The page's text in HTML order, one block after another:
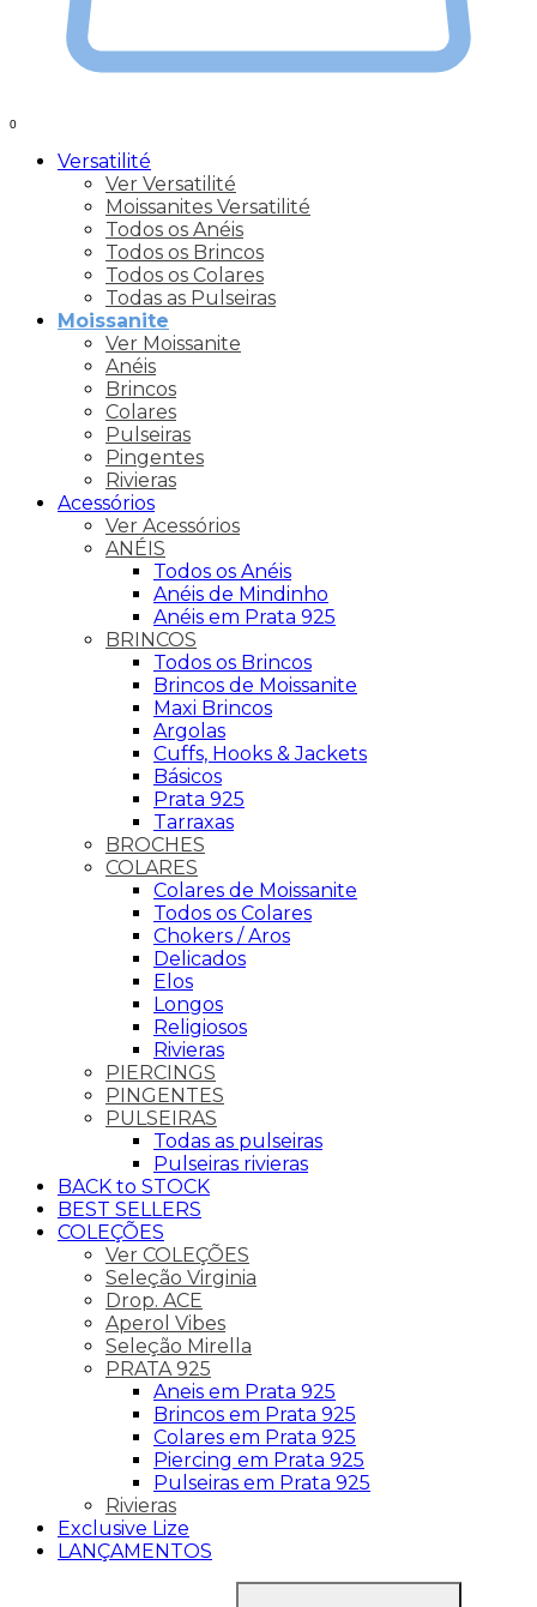
0
Versatilité
Ver Versatilité
Moissanites Versatilité
Todos os Anéis
Todos os Brincos
Todos os Colares
Todas as Pulseiras
Moissanite
Ver Moissanite
Anéis
Brincos
Colares
Pulseiras
Pingentes
Rivieras
Acessórios
Ver Acessórios
ANÉIS
Todos os Anéis
Anéis de Mindinho
Anéis em Prata 925
BRINCOS
Todos os Brincos
Brincos de Moissanite
Maxi Brincos
Argolas
Cuffs, Hooks & Jackets
Básicos
Prata 925
Tarraxas
BROCHES
COLARES
Colares de Moissanite
Todos os Colares
Chokers / Aros
Delicados
Elos
Longos
Religiosos
Rivieras
PIERCINGS
PINGENTES
PULSEIRAS
Todas as pulseiras
Pulseiras rivieras
BACK to STOCK
BEST SELLERS
COLEÇÕES
Ver COLEÇÕES
Seleção Virginia
Drop. ACE
Aperol Vibes
Seleção Mirella
PRATA 925
Aneis em Prata 925
Brincos em Prata 925
Colares em Prata 925
Piercing em Prata 925
Pulseiras em Prata 925
Rivieras
Exclusive Lize
LANÇAMENTOS